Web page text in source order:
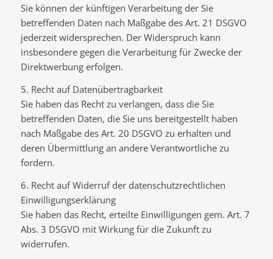
Sie können der künftigen Verarbeitung der Sie
betreffenden Daten nach Maßgabe des Art. 21 DSGVO
jederzeit widersprechen. Der Widerspruch kann
insbesondere gegen die Verarbeitung für Zwecke der
Direktwerbung erfolgen.
5. Recht auf Datenübertragbarkeit
Sie haben das Recht zu verlangen, dass die Sie
betreffenden Daten, die Sie uns bereitgestellt haben
nach Maßgabe des Art. 20 DSGVO zu erhalten und
deren Übermittlung an andere Verantwortliche zu
fordern.
6. Recht auf Widerruf der datenschutzrechtlichen
Einwilligungserklärung
Sie haben das Recht, erteilte Einwilligungen gem. Art. 7
Abs. 3 DSGVO mit Wirkung für die Zukunft zu
widerrufen.